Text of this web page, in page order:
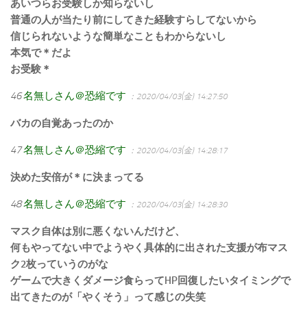
あいつらお受験しか知らないし
普通の人が当たり前にしてきた経験すらしてないから
信じられないような簡単なこともわからないし
本気で＊だよ
お受験＊
46名無しさん＠恐縮です ：2020/04/03(金) 14:27:50
バカの自覚あったのか
47名無しさん＠恐縮です ：2020/04/03(金) 14:28:17
決めた安倍が＊に決まってる
48名無しさん＠恐縮です ：2020/04/03(金) 14:28:30
マスク自体は別に悪くないんだけど、
何もやってない中でようやく具体的に出された支援が布マス
ク2枚っていうのがな
ゲームで大きくダメージ食らってHP回復したいタイミングで
出てきたのが「やくそう」って感じの失笑